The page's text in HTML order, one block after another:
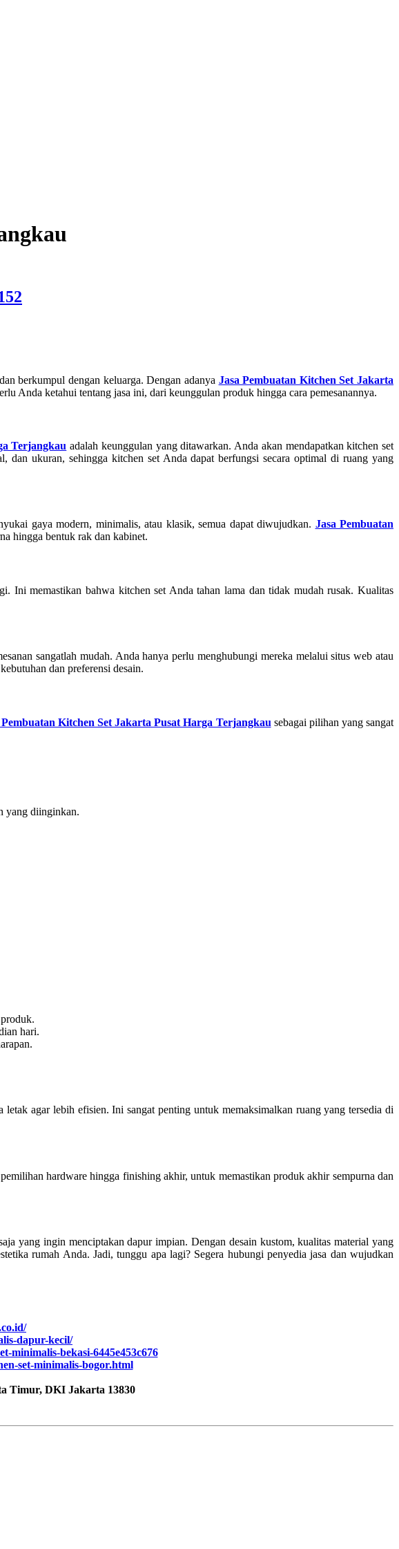
berkumpul dengan keluarga. Dengan adanya Jasa Pembuatan Kitchen Set Jakarta
Anda ketahui tentang jasa ini, dari keunggulan produk hingga cara pemesanannya.
Terjangkau adalah keunggulan yang ditawarkan. Anda akan mendapatkan kitchen set
dan ukuran, sehingga kitchen set Anda dapat berfungsi secara optimal di ruang yang
gaya modern, minimalis, atau klasik, semua dapat diwujudkan. Jasa Pembuatan
hingga bentuk rak dan kabinet.
Ini memastikan bahwa kitchen set Anda tahan lama dan tidak mudah rusak. Kualitas
sangatlah mudah. Anda hanya perlu menghubungi mereka melalui situs web atau
dan preferensi desain.
Pembuatan Kitchen Set Jakarta Pusat Harga Terjangkau sebagai pilihan yang sangat
yang diinginkan.
hari.
agar lebih efisien. Ini sangat penting untuk memaksimalkan ruang yang tersedia di
hardware hingga finishing akhir, untuk memastikan produk akhir sempurna dan
yang ingin menciptakan dapur impian. Dengan desain kustom, kualitas material yang
rumah Anda. Jadi, tunggu apa lagi? Segera hubungi penyedia jasa dan wujudkan
dapur-kecil/
minimalis-bekasi-6445e453c676
set-minimalis-bogor.html
Timur, DKI Jakarta 13830